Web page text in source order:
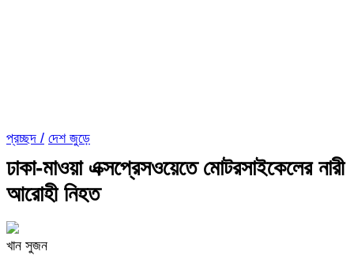
প্রচ্ছদ / দেশ জুড়ে
ঢাকা-মাওয়া এক্সপ্রেসওয়েতে মোটরসাইকেলের নারী
আরোহী নিহত
খান সুজন